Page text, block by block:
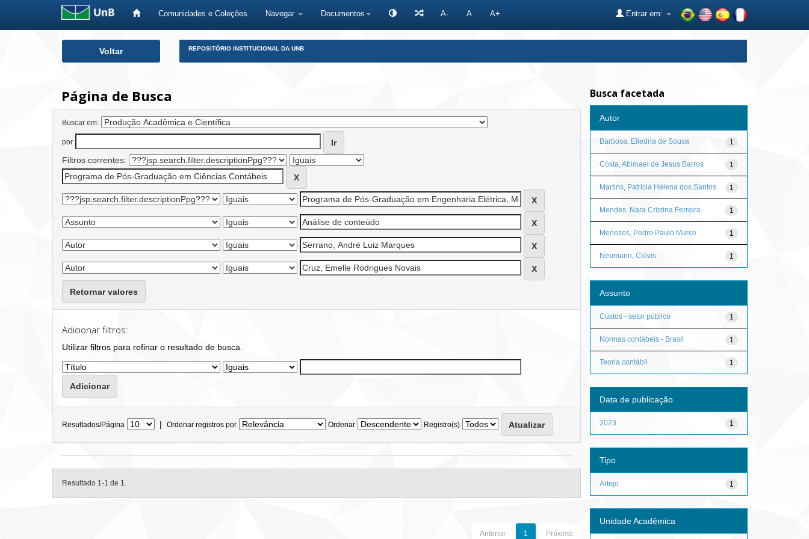
Comunidades e Coleções Navegar Documentos A- A A+ Entrar em:
Voltar REPOSITÓRIO INSTITUCIONAL DA UNB
Página de Busca
Buscar em:
por
Filtros correntes:
Retornar valores
Adicionar filtros:
Utilizar filtros para refinar o resultado de busca.
Resultados/Página | Ordenar registros por Ordenar Registro(s)
Resultado 1-1 de 1.
Anterior 1 Próximo
Busca facetada
Autor
1
Barbosa, Eliedna de Sousa
1
Costa, Abimael de Jesus Barros
1
Martins, Patricia Helena dos Santos
1
Mendes, Nara Cristina Ferreira
1
Menezes, Pedro Paulo Murce
1
Neumann, Clóvis
Assunto
1
Custos - setor público
1
Normas contábeis - Brasil
1
Teoria contábil
Data de publicação
1
2023
Tipo
1
Artigo
Unidade Acadêmica